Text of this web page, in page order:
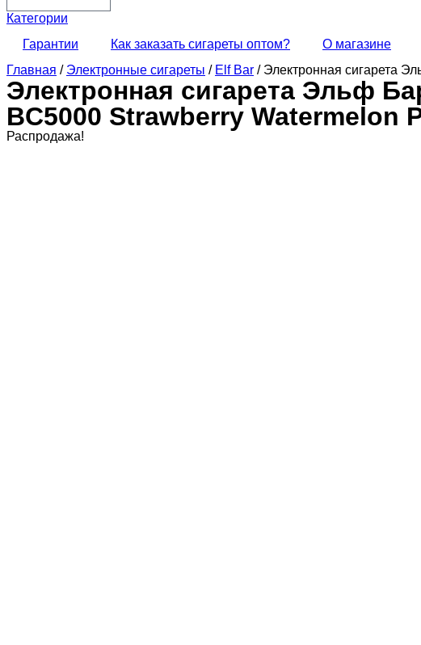
Категории
Гарантии
Как заказать сигареты оптом?
О магазине
Главная / Электронные сигареты / Elf Bar / Электронная сигарета
Электронная сигарета Эльф
BC5000 Strawberry Watermelon
Распродажа!